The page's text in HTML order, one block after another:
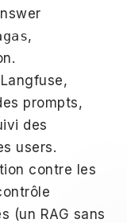
,
prompts,
des
users.
contre les
(un RAG sans